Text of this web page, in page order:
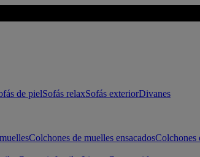
de pielSofás relaxSofás exteriorDivanes
Colchones de muelles ensacadosColchones